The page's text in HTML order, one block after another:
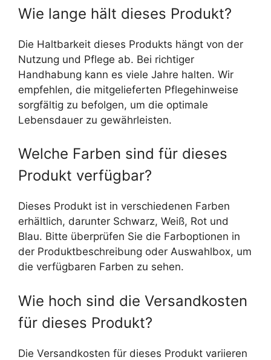
Wie lange hält dieses Produkt?
Die Haltbarkeit dieses Produkts hängt von der
Nutzung und Pflege ab. Bei richtiger
Handhabung kann es viele Jahre halten. Wir
empfehlen, die mitgelieferten Pflegehinweise
sorgfältig zu befolgen, um die optimale
Lebensdauer zu gewährleisten.
Welche Farben sind für dieses
Produkt verfügbar?
Dieses Produkt ist in verschiedenen Farben
erhältlich, darunter Schwarz, Weiß, Rot und
Blau. Bitte überprüfen Sie die Farboptionen in
der Produktbeschreibung oder Auswahlbox, um
die verfügbaren Farben zu sehen.
Wie hoch sind die Versandkosten
für dieses Produkt?
Die Versandkosten für dieses Produkt variieren